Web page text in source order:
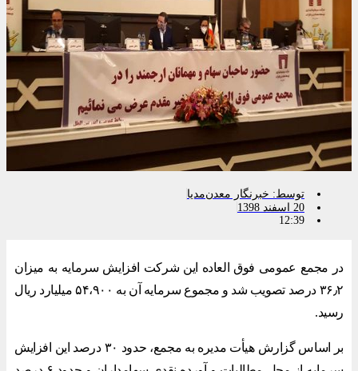
توسط: خبرنگار معدن‌مدیا
20 اسفند 1398
12:39
در مجمع عمومی فوق العاده این شرکت افزایش سرمایه به میزان
۳۶٫۲ درصد تصویب شد و مجموع سرمایه آن به ۵۴،۹۰۰ میلیارد ریال
رسید.
بر اساس گزارش هیأت مدیره به مجمع، حدود ۳۰ درصد این افزایش